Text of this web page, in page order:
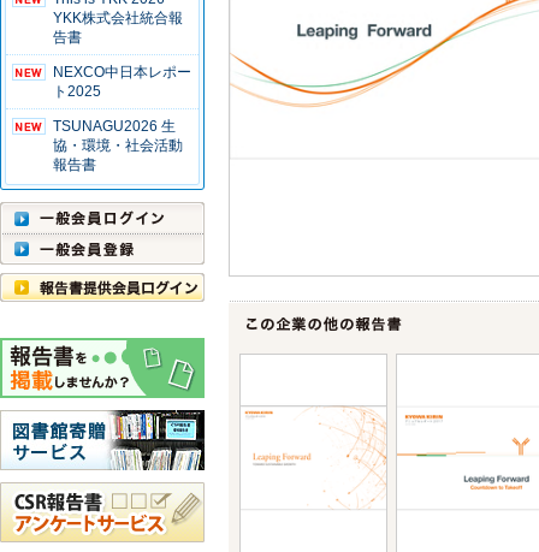
YKK株式会社統合報
告書
NEXCO中日本レポー
ト2025
TSUNAGU2026 生
協・環境・社会活動
報告書